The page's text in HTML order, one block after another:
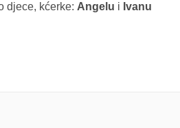
djece, kćerke: Angelu i Ivanu